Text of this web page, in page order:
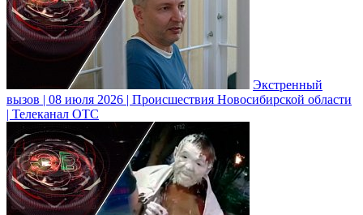
Экстренный
вызов | 08 июля 2026 | Происшествия Новосибирской области
| Телеканал ОТС